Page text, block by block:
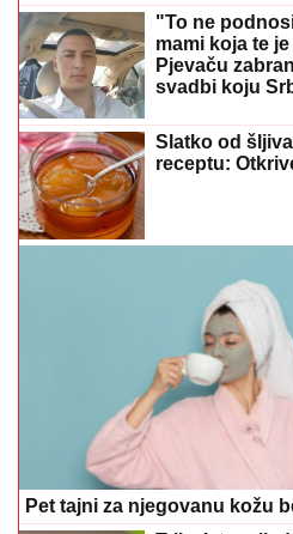
"To ne
mami koja te
Pjevaču
svadbi koju
Slatko od
receptu:
Pet tajni za njegovanu kožu